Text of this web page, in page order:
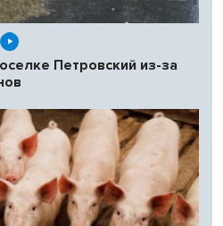
Петровский из-за